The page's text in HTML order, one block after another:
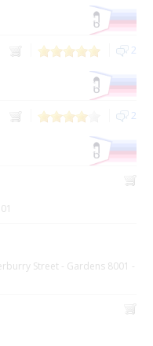
2
2
Street - Gardens 8001 -